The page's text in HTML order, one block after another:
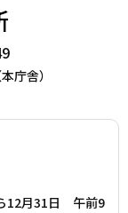
庁舎）
12月31日 午前9